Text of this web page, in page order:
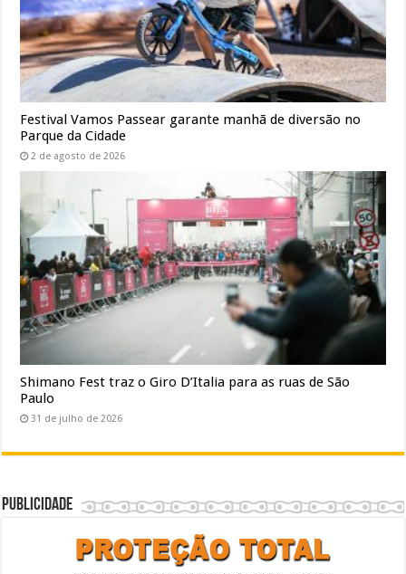
Festival Vamos Passear garante manhã de diversão no
Parque da Cidade
2 de agosto de 2026
Shimano Fest traz o Giro D’Italia para as ruas de São
Paulo
31 de julho de 2026
Publicidade